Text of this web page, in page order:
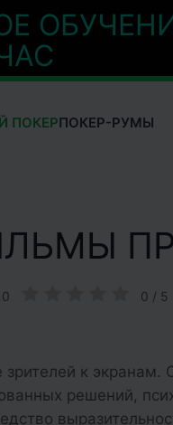
ПОКЕРПОКЕР-РУМЫ
0 0 / 5
к экранам.
решений,